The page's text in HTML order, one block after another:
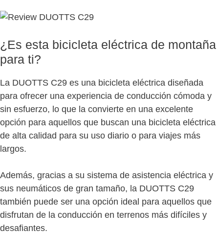
¿Es esta bicicleta eléctrica de montaña
para ti?
La DUOTTS C29 es una bicicleta eléctrica diseñada
para ofrecer una experiencia de conducción cómoda y
sin esfuerzo, lo que la convierte en una excelente
opción para aquellos que buscan una bicicleta eléctrica
de alta calidad para su uso diario o para viajes más
largos.
Además, gracias a su sistema de asistencia eléctrica y
sus neumáticos de gran tamaño, la DUOTTS C29
también puede ser una opción ideal para aquellos que
disfrutan de la conducción en terrenos más difíciles y
desafiantes.